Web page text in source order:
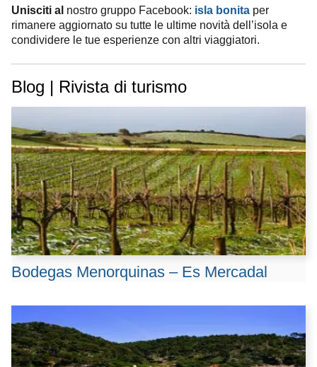
Unisciti al nostro gruppo Facebook: isla bonita per
rimanere aggiornato su tutte le ultime novità dell’isola e
condividere le tue esperienze con altri viaggiatori.
Blog | Rivista di turismo
Bodegas Menorquinas – Es Mercadal